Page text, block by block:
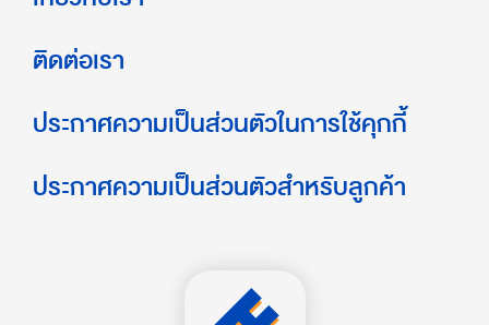
ติดต่อเรา
ประกาศความเป็นส่วนตัวในการใช้คุกกี้
ประกาศความเป็นส่วนตัวสำหรับลูกค้า